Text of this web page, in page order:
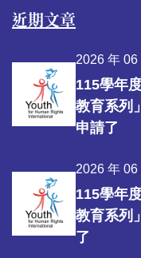
近期文章
2026 年 06
115學年
教育系列
申請了
2026 年 06
115學年
教育系列
了